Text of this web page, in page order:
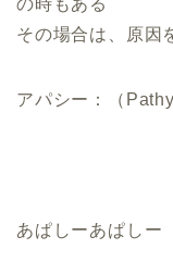
の時もある
その場合は、原因
アパシー：（
あぱしーあぱしー